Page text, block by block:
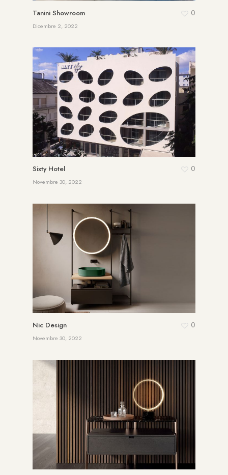
Tanini Showroom
Dicembre 2, 2022
0
Sixty Hotel
Novembre 30, 2022
0
Nic Design
Novembre 30, 2022
0